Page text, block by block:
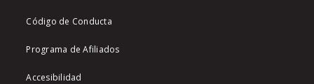
Código de Conducta
Programa de Afiliados
Accesibilidad